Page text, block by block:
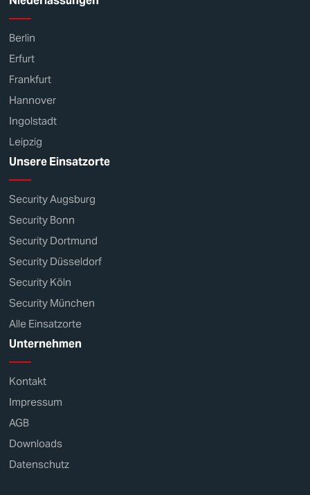
Berlin
Erfurt
Frankfurt
Hannover
Ingolstadt
Leipzig
Unsere Einsatzorte
Security Augsburg
Security Bonn
Security Dortmund
Security Düsseldorf
Security Köln
Security München
Alle Einsatzorte
Unternehmen
Kontakt
Impressum
AGB
Downloads
Datenschutz